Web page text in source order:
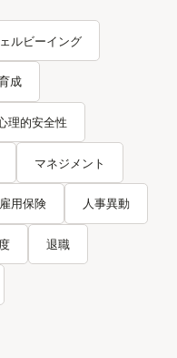
ルビーイング
成
理的安全性
マネジメント
雇用保険 人事異動
退職